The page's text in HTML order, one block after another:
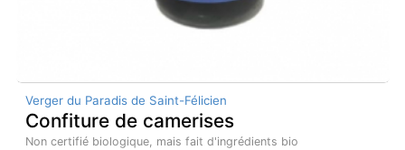
Verger du Paradis de Saint-Félicien
Confiture de camerises
Non certifié biologique, mais fait d'ingrédients bio